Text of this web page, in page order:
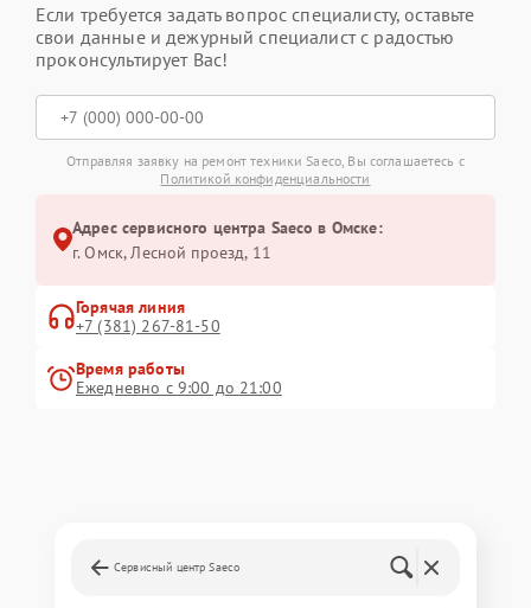
Если требуется задать вопрос специалисту, оставьте
свои данные и дежурный специалист с радостью
проконсультирует Вас!
Отправляя заявку на ремонт техники Saeco, Вы соглашаетесь с
Политикой конфиденциальности
Адрес сервисного центра Saeco в Омске:
г. Омск, ​Лесной проезд, 11
Горячая линия
+7 (381) 267-81-50
Время работы
Ежедневно с 9:00 до 21:00
Сервисный центр Saeco